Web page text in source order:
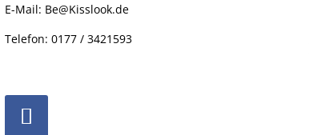
E-Mail: Be@Kisslook.de
Telefon: 0177 / 3421593